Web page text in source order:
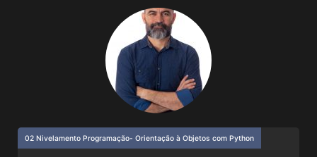
02 Nivelamento Programação- Orientação à Objetos com Python